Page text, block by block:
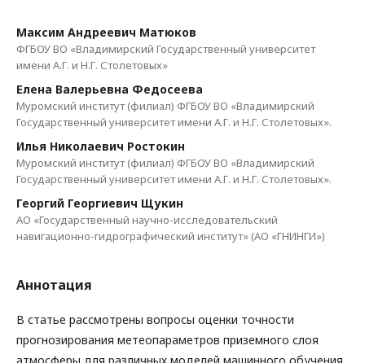
Максим Андреевич Матюков
ФГБОУ ВО «Владимирский Государственный университет
имени А.Г. и Н.Г. Столетовых»
Елена Валерьевна Федосеева
Муромский институт (филиал) ФГБОУ ВО «Владимирский
Государственный университет имени А.Г. и Н.Г. Столетовых».
Илья Николаевич Ростокин
Муромский институт (филиал) ФГБОУ ВО «Владимирский
Государственный университет имени А.Г. и Н.Г. Столетовых».
Георгий Георгиевич Щукин
АО «Государственный научно-исследовательский
навигационно-гидрографический институт» (АО «ГНИНГИ»)
Аннотация
В статье рассмотрены вопросы оценки точности
прогнозирования метеопараметров приземного слоя